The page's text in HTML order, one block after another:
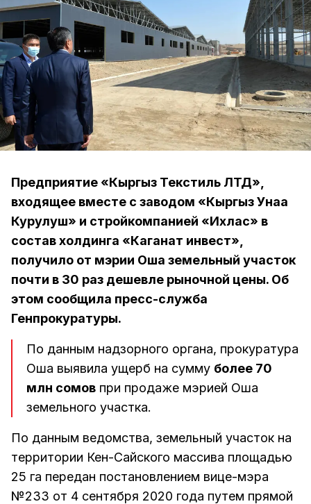
Предприятие «Кыргыз Текстиль ЛТД»,
входящее вместе с заводом «Кыргыз Унаа
Курулуш» и стройкомпанией «Ихлас» в
состав холдинга «Каганат инвест»,
получило от мэрии Оша земельный участок
почти в 30 раз дешевле рыночной цены. Об
этом сообщила пресс-служба
Генпрокуратуры.
По данным надзорного органа, прокуратура
Оша выявила ущерб на сумму более 70
млн сомов при продаже мэрией Оша
земельного участка.
По данным ведомства, земельный участок на
территории Кен-Сайского массива площадью
25 га передан постановлением вице-мэра
№233 от 4 сентября 2020 года путем прямой